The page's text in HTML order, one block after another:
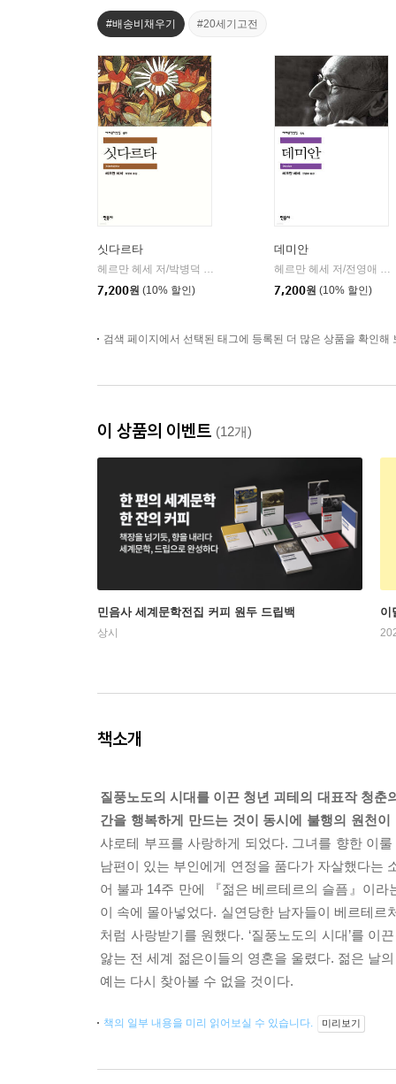
#배송비채우기 #20세기고전
싯다르타
헤르만 헤세 저/박병덕 역
7,200원 (10% 할인)
데미안
헤르만 헤세 저/전영애 역
7,200원 (10% 할인)
검색 페이지에서 선택된 태그에 등록된 더 많은 상품을 확인해
이 상품의 이벤트 (12개)
민음사 세계문학전집 커피 원두 드립백
상시
이
책소개
질풍노도의 시대를 이끈 청년 괴테의 대표작 청
간을 행복하게 만드는 것이 동시에 불행의 원천
샤로테 부프를 사랑하게 되었다. 그녀를 향한 이
남편이 있는 부인에게 연정을 품다가 자살했다는
어 불과 14주 만에 『젊은 베르테르의 슬픔』이
이 속에 몰아넣었다. 실연당한 남자들이 베르테
처럼 사랑받기를 원했다. ‘질풍노도의 시대’를
앓는 전 세계 젊은이들의 영혼을 울렸다. 젊은 날
예는 다시 찾아볼 수 없을 것이다.
책의 일부 내용을 미리 읽어보실 수 있습니다. 미리보기